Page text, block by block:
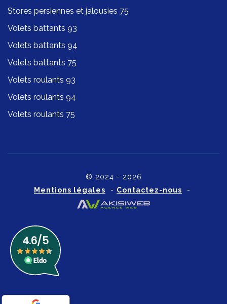
Stores persiennes et jalousies 75
Volets battants 93
Volets battants 94
Volets battants 75
Volets roulants 93
Volets roulants 94
Volets roulants 75
© 2024 - 2026
Mentions légales - Contactez-nous -